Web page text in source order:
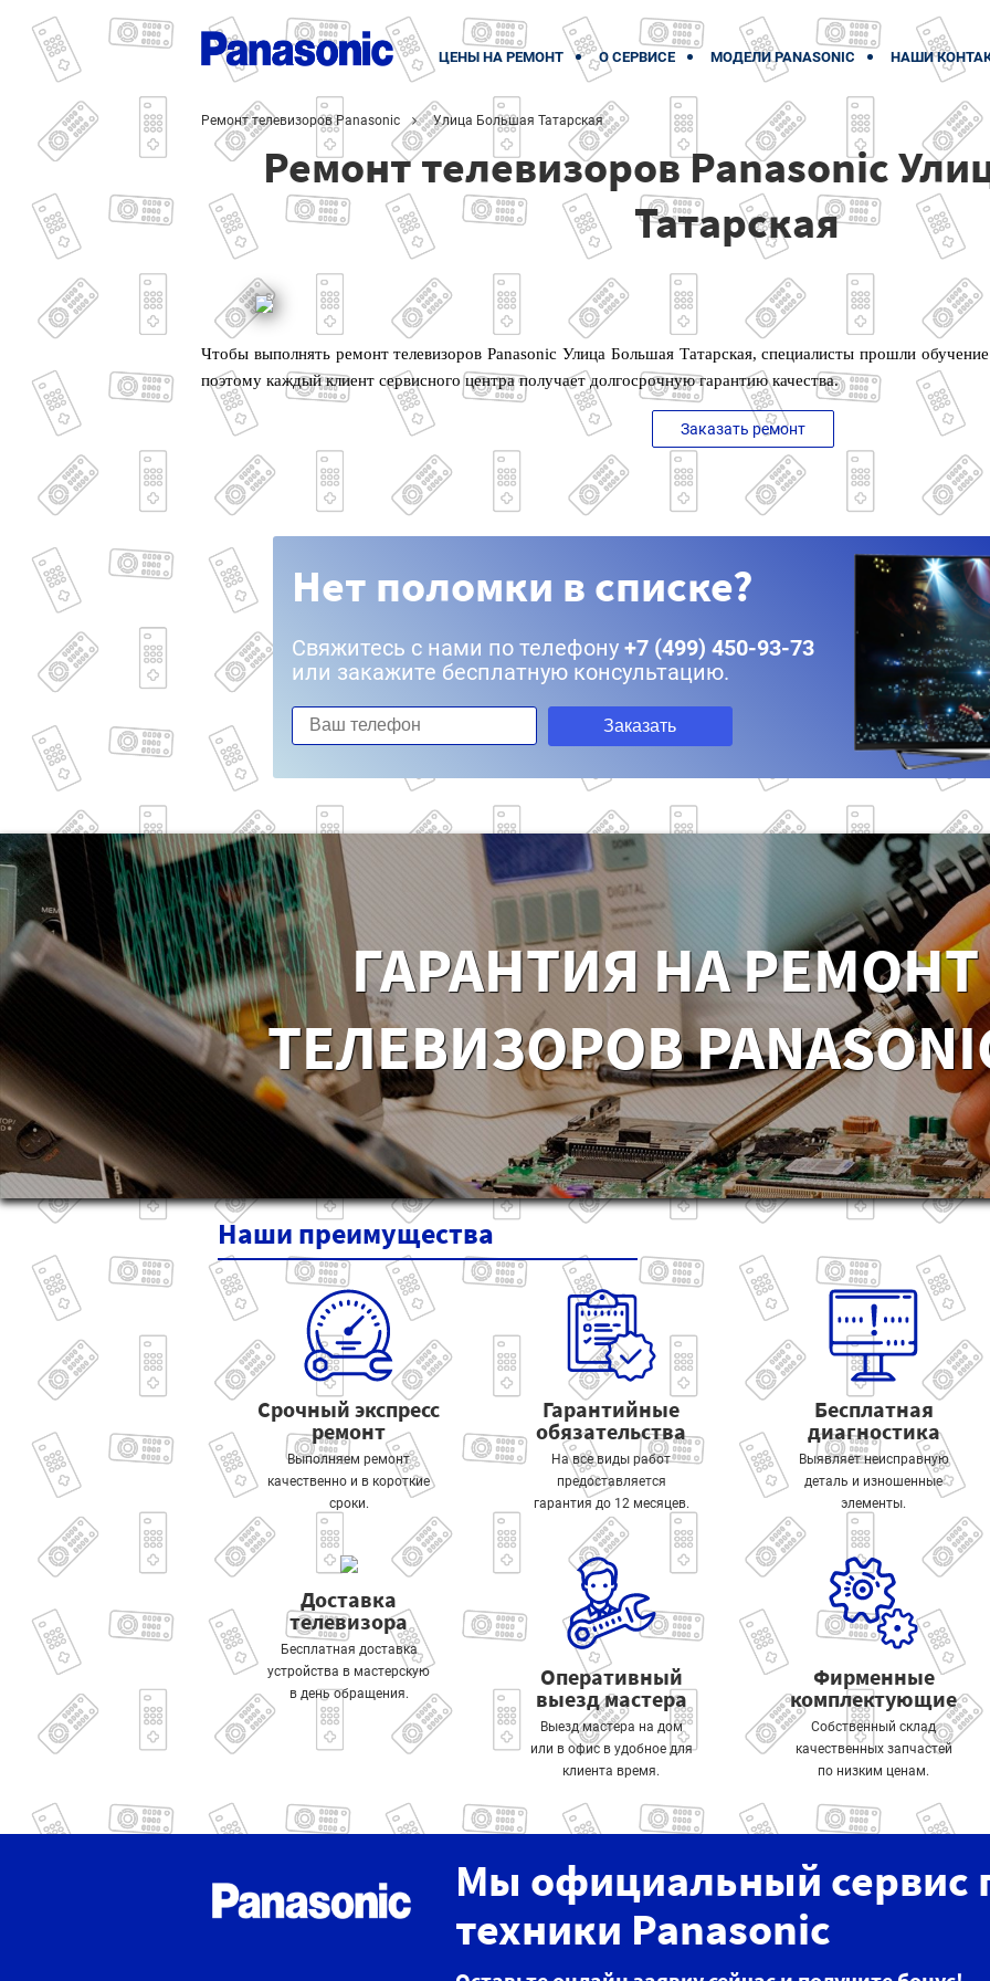
ЦЕНЫ НА РЕМОНТ О СЕРВИСЕ МОДЕЛИ PANASONIC НАШИ
Ремонт телевизоров Panasonic Улица Большая Татарская
Ремонт телевизоров Panasonic
Татарская
Чтобы выполнять ремонт телевизоров Panasonic Улица Большая Татарская, специалисты прошли
поэтому каждый клиент сервисного центра получает долгосрочную гарантию качества.
Заказать ремонт
Нет поломки в списке?
Свяжитесь с нами по телефону +7 (499) 450-93-73
или закажите бесплатную консультацию.
Заказать
ГАРАНТИЯ НА РЕМОНТ
ТЕЛЕВИЗОРОВ
Наши преимущества
Срочный экспресс
ремонт
Выполняем ремонт
качественно и в короткие
сроки.
Гарантийные
обязательства
На все виды работ
предоставляется
гарантия до 12 месяцев.
Бесплатная
диагностика
Выявляет неисправную
деталь и изношенные
элементы.
Доставка
телевизора
Бесплатная доставка
устройства в мастерскую
в день обращения.
Оперативный
выезд мастера
Выезд мастера на дом
или в офис в удобное для
клиента время.
Фирменные
комплектующие
Собственный склад
качественных запчастей
по низким ценам.
Мы официальный сервис
техники Panasonic